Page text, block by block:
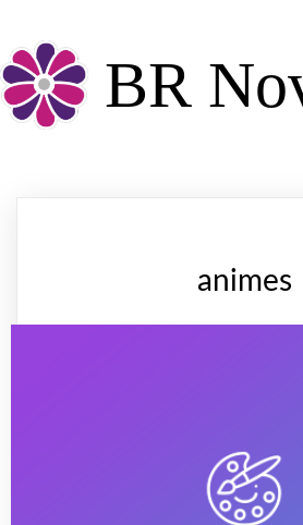
BR
animes